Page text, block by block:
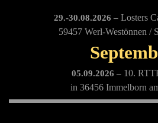
29.-30.08.2026 – Losters
59457 Werl-Westönnen /
05.09.2026 – 10.
in 36456 Immelborn